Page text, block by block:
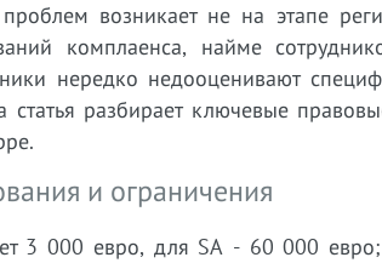
возникает не на этапе
комплаенса, найме
нередко недооценивают
разбирает ключевые
и ограничения
3 000 евро, для SA - 60 000